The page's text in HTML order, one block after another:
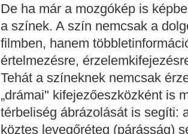
De ha már a mozgókép is
a színek. A szín nemcsak a
filmben, hanem
értelmezésre,
Tehát a színeknek nemcsak
„drámai" kifejezőeszközként is
térbeliség ábrázolását is segíti:
köztes levegőréteg (párásság)